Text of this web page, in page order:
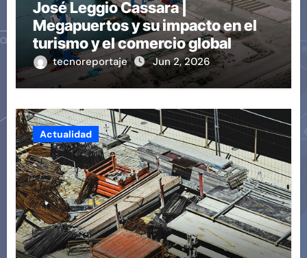
José Leggio Cassara |
Megapuertos y su impacto en el
turismo y el comercio global
tecnoreportaje Jun 2, 2026
Actualidad